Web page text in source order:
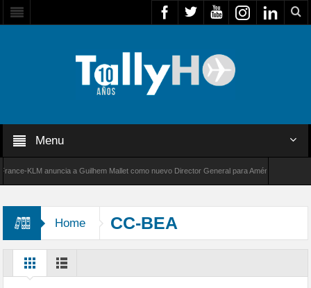
Menu
KLM anuncia a Guilhem Mallet como nuevo Director General para América Latina
Home CC-BEA